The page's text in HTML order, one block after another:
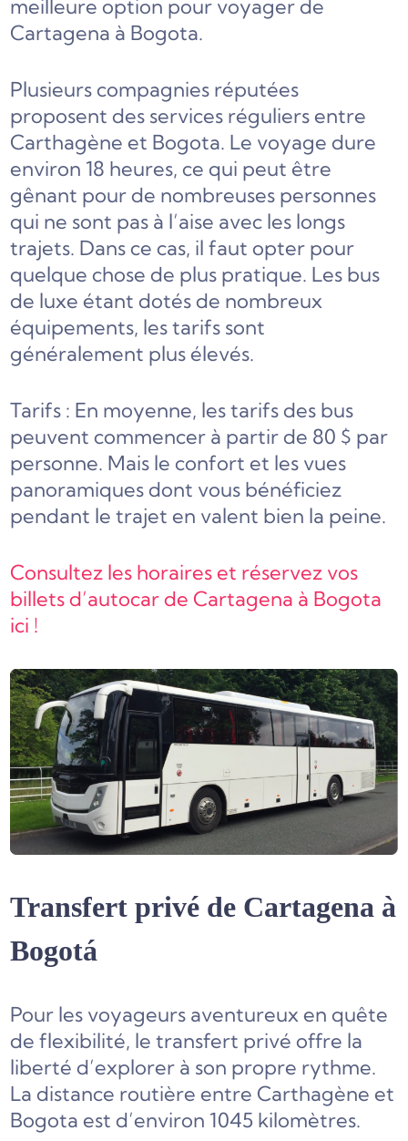
meilleure option pour voyager de
Cartagena à Bogota.
Plusieurs compagnies réputées
proposent des services réguliers entre
Carthagène et Bogota. Le voyage dure
environ 18 heures, ce qui peut être
gênant pour de nombreuses personnes
qui ne sont pas à l’aise avec les longs
trajets. Dans ce cas, il faut opter pour
quelque chose de plus pratique. Les bus
de luxe étant dotés de nombreux
équipements, les tarifs sont
généralement plus élevés.
Tarifs : En moyenne, les tarifs des bus
peuvent commencer à partir de 80 $ par
personne. Mais le confort et les vues
panoramiques dont vous bénéficiez
pendant le trajet en valent bien la peine.
Consultez les horaires et réservez vos
billets d’autocar de Cartagena à Bogota
ici !
Transfert privé de Cartagena à
Bogotá
Pour les voyageurs aventureux en quête
de flexibilité, le transfert privé offre la
liberté d’explorer à son propre rythme.
La distance routière entre Carthagène et
Bogota est d’environ 1045 kilomètres.